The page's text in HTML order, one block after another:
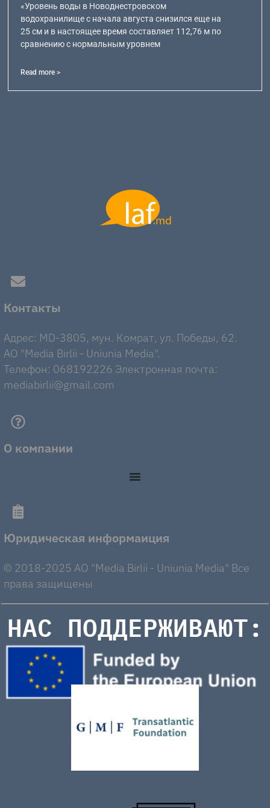
«Уровень воды в Новоднестровском
водохранилище с начала августа снизился еще на
25 см и в настоящее время составляет 112,76 м по
сравнению с нормальным уровнем
Read more >
Контакты
Адрес: MD-3805, мун. Комрат, ул. Победы, 62.
AO "Media Birlii - Uniunia Media".
Телефон: 068192226 Электронная почта:
mediabirlii@gmail.com
О компании
Юридическая информаиция
© 2018-2025 AO "Media Birlii - Uniunia Media" Все
права защищены
НАС ПОДДЕРЖИВАЮТ: